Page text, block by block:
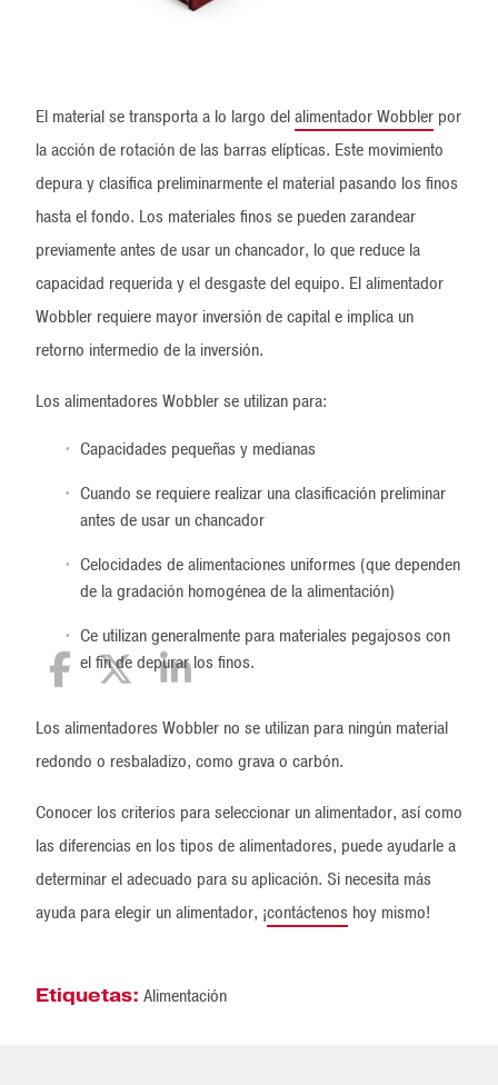
El material se transporta a lo largo delalimentador Wobbler por
la acción de rotación de las barras elípticas. Este movimiento
depura y clasifica preliminarmente el material pasando los finos
hasta el fondo. Los materiales finos se pueden zarandear
previamente antes de usar un chancador, lo que reduce la
capacidad requerida y el desgaste del equipo. El alimentador
Wobbler requiere mayor inversión de capital e implica un
retorno intermedio de la inversión.
Los alimentadores Wobbler se utilizan para:
Capacidades pequeñas y medianas
Cuando se requiere realizar una clasificación preliminar
antes de usar un chancador
Celocidades de alimentaciones uniformes (que dependen
de la gradación homogénea de la alimentación)
Ce utilizan generalmente para materiales pegajosos con
el fin de depurar los finos.
Los alimentadores Wobbler no se utilizan para ningún material
redondo o resbaladizo, como grava o carbón.
Conocer los criterios para seleccionar un alimentador, así como
las diferencias en los tipos de alimentadores, puede ayudarle a
determinar el adecuado para su aplicación. Si necesita más
ayuda para elegir un alimentador, ¡contáctenos hoy mismo!
Etiquetas: Alimentación